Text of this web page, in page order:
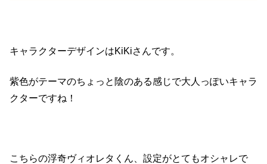
キャラクターデザインはKiKiさんです。
紫色がテーマのちょっと陰のある感じで大人っぽいキャラ
クターですね！
こちらの浮奇ヴィオレタくん、設定がとてもオシャレで